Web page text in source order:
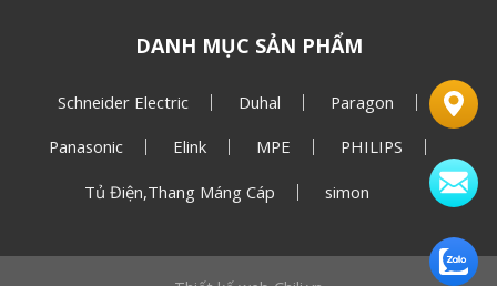
DANH MỤC SẢN PHẨM
Schneider Electric Duhal Paragon
Panasonic Elink MPE PHILIPS
Tủ Điện,Thang Máng Cáp simon